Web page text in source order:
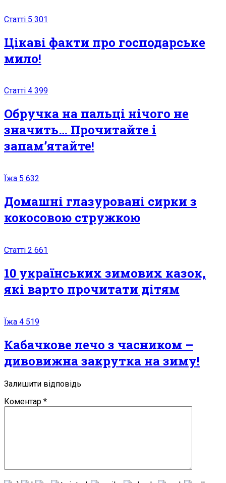
Статті 5 301
Цікаві факти про господарське
мило!
Статті 4 399
Обручка на пальці нічого не
значить… Прочитайте і
запам’ятайте!
Їжа 5 632
Домашні глазуровані сирки з
кокосовою стружкою
Статті 2 661
10 українських зимових казок,
які варто прочитати дітям
Їжа 4 519
Кабачкове лечо з часником –
дивовижна закрутка на зиму!
Залишити відповідь
Коментар *